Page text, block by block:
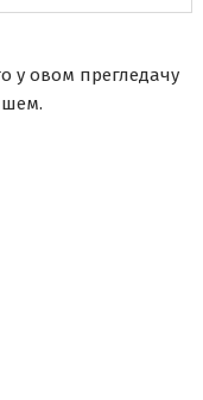
у овом прегледачу